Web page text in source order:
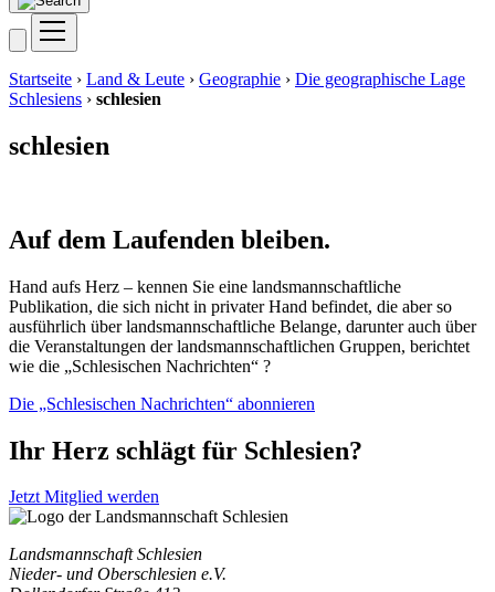
Startseite › Land & Leute › Geographie › Die geographische Lage
Schlesiens › schlesien
schlesien
Auf dem Laufenden bleiben.
Hand aufs Herz – kennen Sie eine landsmannschaftliche
Publikation, die sich nicht in privater Hand befindet, die aber so
ausführlich über landsmannschaftliche Belange, darunter auch über
die Veranstaltungen der landsmannschaftlichen Gruppen, berichtet
wie die „Schlesischen Nachrichten“ ?
Die „Schlesischen Nachrichten“ abonnieren
Ihr Herz schlägt für Schlesien?
Jetzt Mitglied werden
Landsmannschaft Schlesien
Nieder- und Oberschlesien e.V.